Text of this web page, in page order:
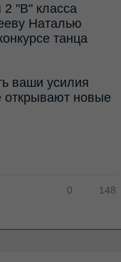
"В" класса
Наталью
танца
ваши усилия
открывают новые
148
0